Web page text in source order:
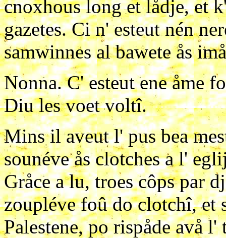
cnoxhous long et lådje, et
gazetes. Ci n' esteut nén
samwinnes al bawete ås
Nonna. C' esteut ene åme
Diu les voet voltî.
Mins il aveut l' pus bea
sounéve ås clotches a l'
Gråce a lu, troes côps par
zoupléve foû do clotchî, et
Palestene, po rispåde avå